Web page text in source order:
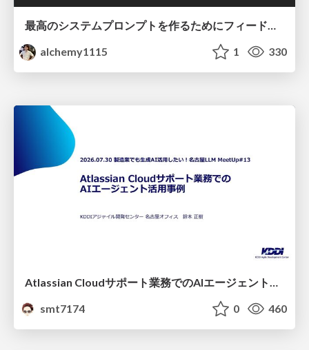
最高のシステムプロンプトを作るためにフィードバック機能を導入した話
alchemy1115
1 330
smt7174
0 460